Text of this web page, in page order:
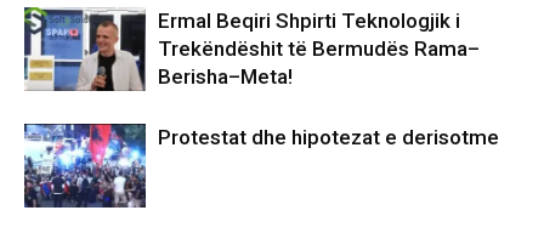
Ermal Beqiri Shpirti Teknologjik i
Trekëndëshit të Bermudës Rama–
Berisha–Meta!
Protestat dhe hipotezat e derisotme